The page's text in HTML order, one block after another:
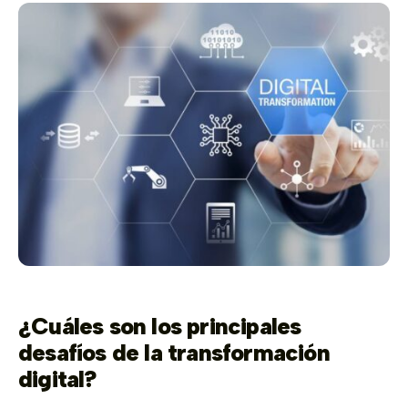
¿Cuáles son los principales
desafíos de la transformación
digital?